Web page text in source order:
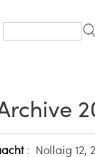
: Nollaig 12,